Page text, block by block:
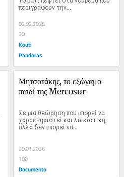
περιγράφουν την...
02.02.2026
30
Kouti
Pandoras
Μητσοτάκης, το εξώγαμο
παιδί της Mercosur
Σε µια θεώρηση που µπορεί να
χαρακτηριστεί και λαϊκίστικη,
αλλά δεν µπορεί να...
20.01.2026
100
Documento